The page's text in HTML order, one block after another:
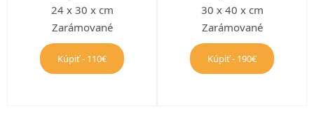
24 x 30 x cm
Zarámované
Kúpiť - 110€
30 x 40 x cm
Zarámované
Kúpiť - 190€